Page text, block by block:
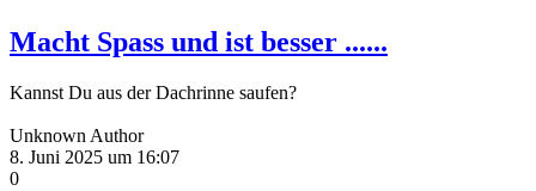
Macht Spass und ist besser ......
Kannst Du aus der Dachrinne saufen?
Unknown Author
8. Juni 2025 um 16:07
0